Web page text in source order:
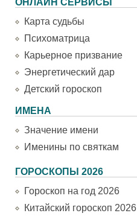
ОНЛАЙН СЕРВИСЫ
Карта судьбы
Психоматрица
Карьерное призвание
Энергетический дар
Детский гороскоп
ИМЕНА
Значение имени
Именины по святкам
ГОРОСКОПЫ 2026
Гороскоп на год 2026
Китайский гороскоп 2026